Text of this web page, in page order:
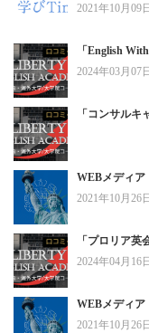
2021年10月09日
「English
2024年03月07日
「コンサル
WEBメディア
2021年10月26日
「プロリア
2024年04月16日
WEBメディア
2021年10月26日